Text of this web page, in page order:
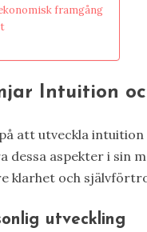
framgång
Intuition
att utveckla
dessa aspekter i sin
klarhet och
utveckling